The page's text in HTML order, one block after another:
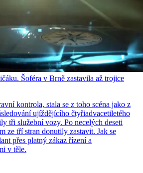
Šoféra v Brně zastavila až trojice
kontrola, stala se z toho scéna jako z
ujíždějícího čtyřiadvacetiletého
tři služební vozy. Po necelých deseti
ze tří stran donutily zastavit. Jak se
přes platný zákaz řízení a
v těle.